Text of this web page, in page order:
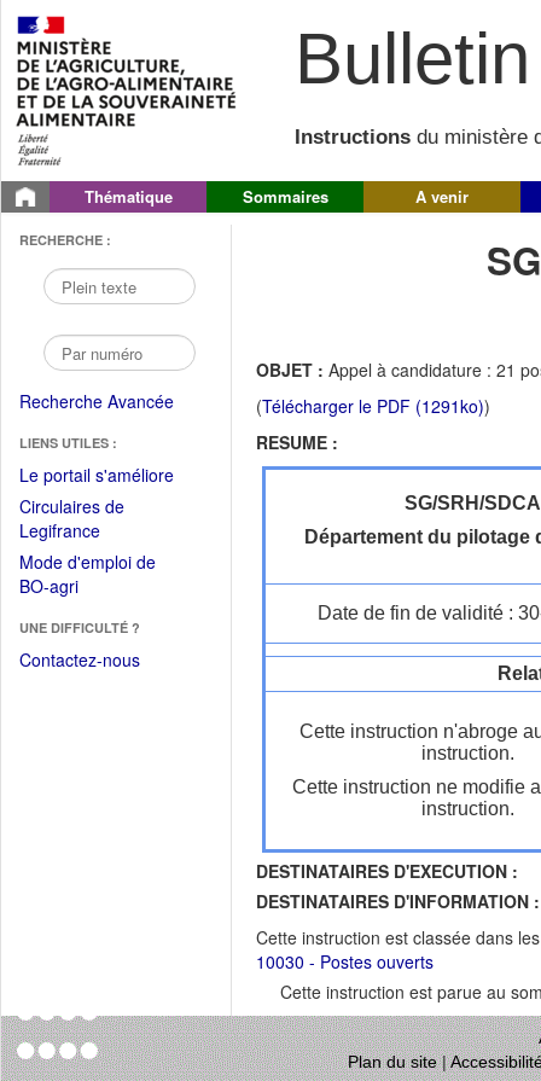
Instructions du ministère
Thématique Sommaires A venir
RECHERCHE :
Recherche Avancée
LIENS UTILES :
Le portail s'améliore(Fichier
Circulaires de
Legifrance(Ouvrir
dans
une
fenêtre)
Mode d'emploi de
BO-agri(Ouvrir
une
nouvelle
UNE DIFFICULTÉ ?
Contactez-nous
OBJET : Appel à candidature : 21
(Télécharger le PDF (1291ko))
RESUME :
SG/SRH/
Département du pilotage
Date de fin de validité :
Cette instruction n'abroge
instruction.
Cette instruction ne modifie
instruction.
DESTINATAIRES D'EXECUTION :
DESTINATAIRES D'INFORMATION :
Cette instruction est classée dans
10030 - Postes ouverts
Cette instruction est parue au
Plan du site|